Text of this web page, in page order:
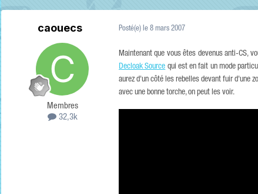
caouecs
Membres
32,3k
Posté(e) le 8 mars 2007
Maintenant que vous êtes devenus anti-CS,
Decloak Source qui est en fait un mode
aurez d'un côté les rebelles devant fuir d'une
avec une bonne torche, on peut les voir.